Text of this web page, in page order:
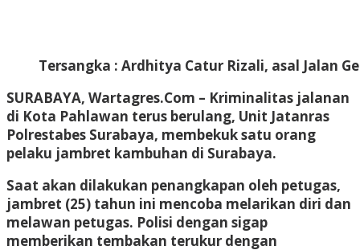
Tersangka : Ardhitya Catur Rizali, asal Jalan
SURABAYA, Wartagres.Com – Kriminalitas jalanan
di Kota Pahlawan terus berulang, Unit Jatanras
Polrestabes Surabaya, membekuk satu orang
pelaku jambret kambuhan di Surabaya.
Saat akan dilakukan penangkapan oleh petugas,
jambret (25) tahun ini mencoba melarikan diri dan
melawan petugas. Polisi dengan sigap
memberikan tembakan terukur dengan